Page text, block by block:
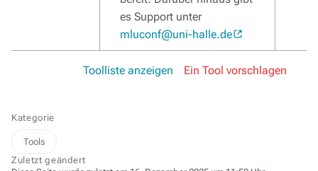
es Support unter
mluconf@uni-halle.de
Toolliste anzeigen Ein Tool vorschlagen
Kategorie
Tools
Zuletzt geändert